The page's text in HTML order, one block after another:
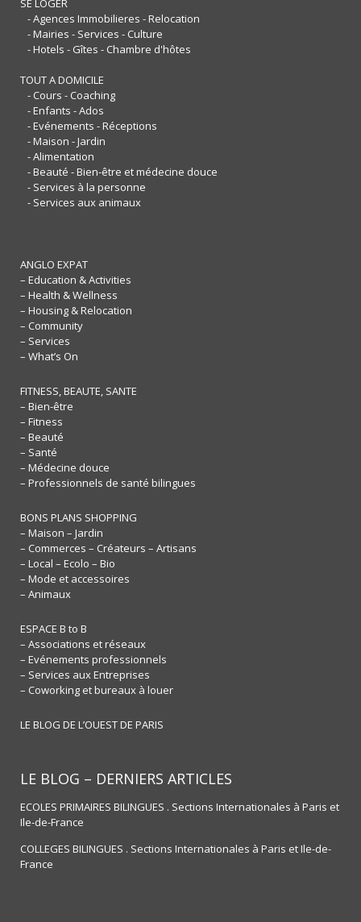
SE LOGER
- Agences Immobilieres - Relocation
- Mairies - Services - Culture
- Hotels - Gîtes - Chambre d'hôtes
TOUT A DOMICILE
- Cours - Coaching
- Enfants - Ados
- Evénements - Réceptions
- Maison - Jardin
- Alimentation
- Beauté - Bien-être et médecine douce
- Services à la personne
- Services aux animaux
ANGLO EXPAT
– Education & Activities
– Health & Wellness
– Housing & Relocation
– Community
– Services
– What’s On
FITNESS, BEAUTE, SANTE
– Bien-être
– Fitness
– Beauté
– Santé
– Médecine douce
– Professionnels de santé bilingues
BONS PLANS SHOPPING
– Maison – Jardin
– Commerces – Créateurs – Artisans
– Local – Ecolo – Bio
– Mode et accessoires
– Animaux
ESPACE B to B
– Associations et réseaux
– Evénements professionnels
– Services aux Entreprises
– Coworking et bureaux à louer
LE BLOG DE L’OUEST DE PARIS
LE BLOG – DERNIERS ARTICLES
ECOLES PRIMAIRES BILINGUES . Sections Internationales à Paris et
Ile-de-France
COLLEGES BILINGUES . Sections Internationales à Paris et Ile-de-
France